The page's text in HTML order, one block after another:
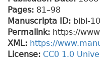
Pages: 81–98
Manuscripta ID: bibl-
Permalink: https://
XML: https://
License: CC0 1.0